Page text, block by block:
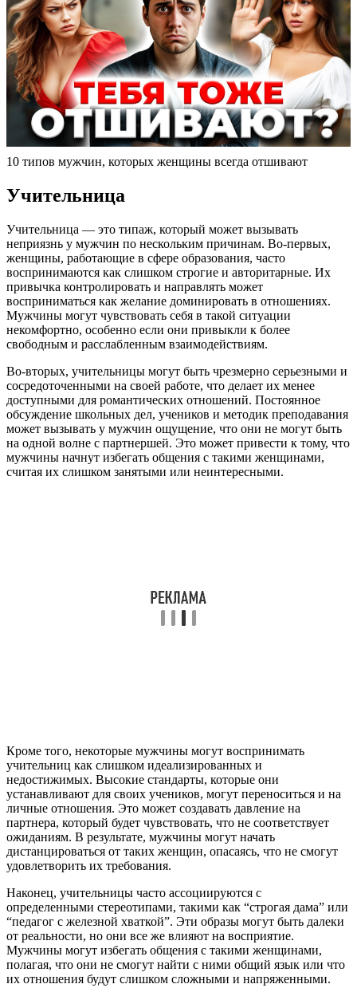
10 типов мужчин, которых женщины всегда отшивают
Учительница
Учительница — это типаж, который может вызывать
неприязнь у мужчин по нескольким причинам. Во-первых,
женщины, работающие в сфере образования, часто
воспринимаются как слишком строгие и авторитарные. Их
привычка контролировать и направлять может
восприниматься как желание доминировать в отношениях.
Мужчины могут чувствовать себя в такой ситуации
некомфортно, особенно если они привыкли к более
свободным и расслабленным взаимодействиям.
Во-вторых, учительницы могут быть чрезмерно серьезными и
сосредоточенными на своей работе, что делает их менее
доступными для романтических отношений. Постоянное
обсуждение школьных дел, учеников и методик преподавания
может вызывать у мужчин ощущение, что они не могут быть
на одной волне с партнершей. Это может привести к тому, что
мужчины начнут избегать общения с такими женщинами,
считая их слишком занятыми или неинтересными.
Кроме того, некоторые мужчины могут воспринимать
учительниц как слишком идеализированных и
недостижимых. Высокие стандарты, которые они
устанавливают для своих учеников, могут переноситься и на
личные отношения. Это может создавать давление на
партнера, который будет чувствовать, что не соответствует
ожиданиям. В результате, мужчины могут начать
дистанцироваться от таких женщин, опасаясь, что не смогут
удовлетворить их требования.
Наконец, учительницы часто ассоциируются с
определенными стереотипами, такими как “строгая дама” или
“педагог с железной хваткой”. Эти образы могут быть далеки
от реальности, но они все же влияют на восприятие.
Мужчины могут избегать общения с такими женщинами,
полагая, что они не смогут найти с ними общий язык или что
их отношения будут слишком сложными и напряженными.